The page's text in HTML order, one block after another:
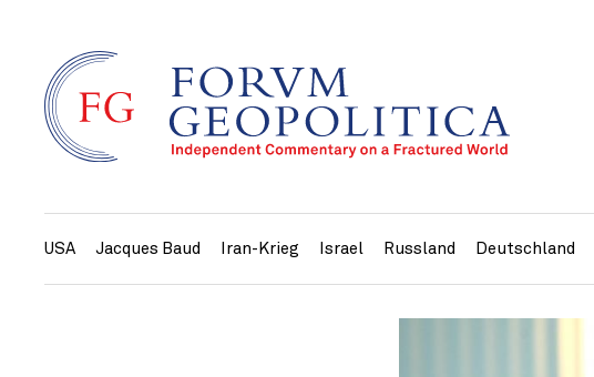
USA Jacques Baud Iran-Krieg Israel Russland Deutschland